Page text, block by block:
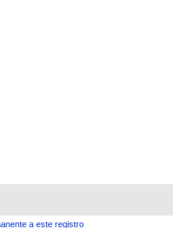
a este registro